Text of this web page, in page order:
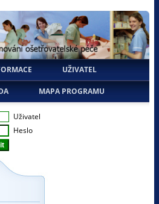
UŽIVATEL
MAPA PROGRAMU
Uživatel
Heslo